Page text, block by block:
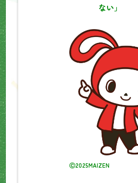
ない」
Ⓒ2025MAIZEN